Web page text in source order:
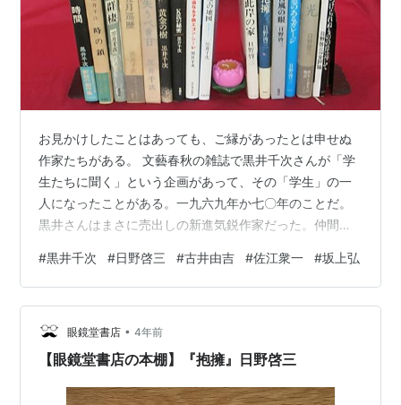
お見かけしたことはあっても、ご縁があったとは申せぬ
作家たちがある。 文藝春秋の雑誌で黒井千次さんが「学
生たちに聞く」という企画があって、その「学生」の一
人になったことがある。一九六九年か七〇年のことだ。
黒井さんはまさに売出しの新進気鋭作家だった。仲間か
まさしくミーハー的動機で出かけていった。TBS 社屋一
階にあった「トップス」という喫茶店だった。 時あたか
も学園紛争さなか。話題は当然その方向になるだろうと
予想して、埴谷雄高の評論集を何冊か、付け焼刃で読ん
でから出かけた記憶がある。だがそういう噺にはならな
#黒井千次 #日野啓三 #古井由吉 #佐江衆一 #坂上弘
眼鏡堂書店 • 4年前
【眼鏡堂書店の本棚】『抱擁』日野啓三